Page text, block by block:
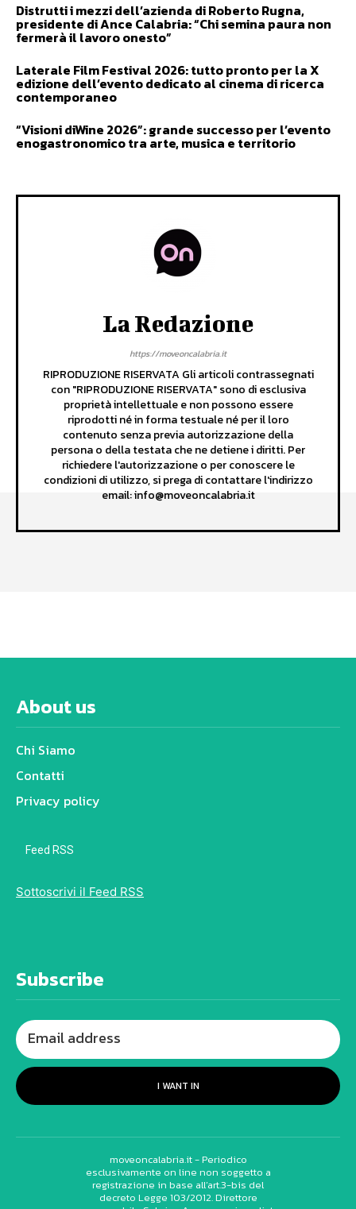
Distrutti i mezzi dell’azienda di Roberto Rugna,
presidente di Ance Calabria: “Chi semina paura non
fermerà il lavoro onesto”
Laterale Film Festival 2026: tutto pronto per la X
edizione dell’evento dedicato al cinema di ricerca
contemporaneo
“Visioni diWine 2026”: grande successo per l’evento
enogastronomico tra arte, musica e territorio
La Redazione
https://moveoncalabria.it
RIPRODUZIONE RISERVATA Gli articoli contrassegnati
con "RIPRODUZIONE RISERVATA" sono di esclusiva
proprietà intellettuale e non possono essere
riprodotti né in forma testuale né per il loro
contenuto senza previa autorizzazione della
persona o della testata che ne detiene i diritti. Per
richiedere l'autorizzazione o per conoscere le
condizioni di utilizzo, si prega di contattare l'indirizzo
email: info@moveoncalabria.it
About us
Chi Siamo
Contatti
Privacy policy
Feed RSS
Sottoscrivi il Feed RSS
Subscribe
I WANT IN
moveoncalabria.it - Periodico
esclusivamente on line non soggetto a
registrazione in base all’art.3-bis del
decreto Legge 103/2012. Direttore